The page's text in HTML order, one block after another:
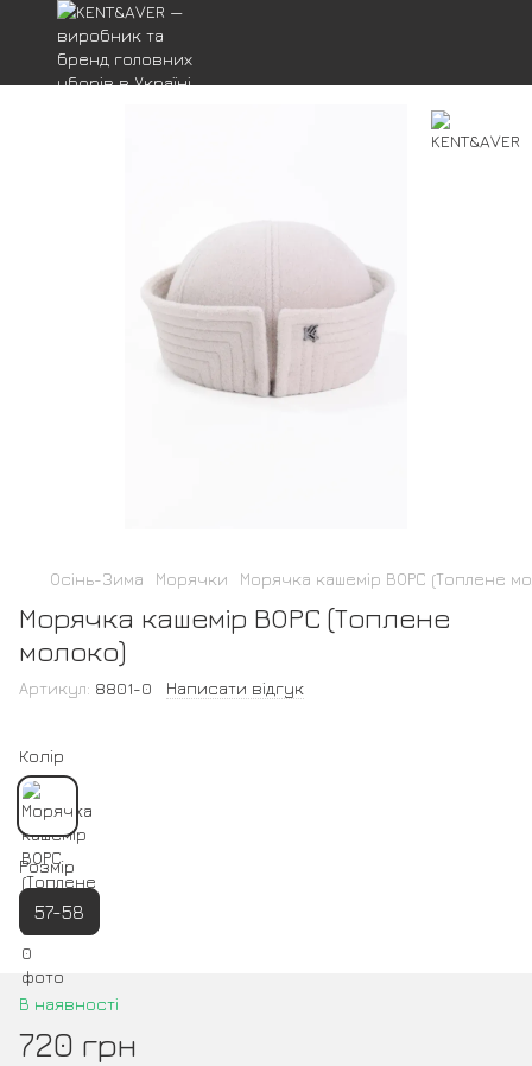
Осінь-Зима Морячки Морячка кашемір ВОРС (Топлене
Морячка кашемір ВОРС (Топлене
молоко)
Артикул: 8801-0 Написати відгук
Колір
Розмір
57-58
В наявності
720 грн